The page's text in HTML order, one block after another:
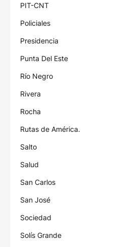
PIT-CNT
Policiales
Presidencia
Punta Del Este
Río Negro
Rivera
Rocha
Rutas de América.
Salto
Salud
San Carlos
San José
Sociedad
Solís Grande